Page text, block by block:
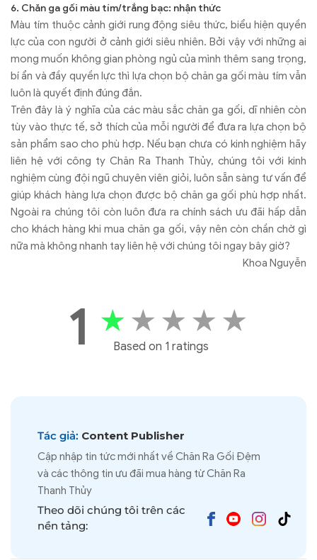
6. Chăn ga gối màu tím/trắng bạc: nhận thức
Màu tím thuộc cảnh giới rung động siêu thức, biểu hiện quyền
lực của con người ở cảnh giới siêu nhiên. Bởi vậy với những ai
mong muốn không gian phòng ngủ của mình thêm sang trọng,
bí ẩn và đầy quyền lực thì lựa chọn bộ chăn ga gối màu tím vẫn
luôn là quyết định đúng đắn.
Trên đây là ý nghĩa của các màu sắc chăn ga gối, dĩ nhiên còn
tùy vào thực tế, sở thích của mỗi người để đưa ra lựa chọn bộ
sản phẩm sao cho phù hợp. Nếu bạn chưa có kinh nghiệm hãy
liên hệ với công ty Chăn Ra Thanh Thủy, chúng tôi với kinh
nghiệm cùng đội ngũ chuyên viên giỏi, luôn sẵn sàng tư vấn để
giúp khách hàng lựa chọn được bộ chăn ga gối phù hợp nhất.
Ngoài ra chúng tôi còn luôn đưa ra chính sách ưu đãi hấp dẫn
cho khách hàng khi mua chăn ga gối, vậy nên còn chần chờ gì
nữa mà không nhanh tay liên hệ với chúng tôi ngay bây giờ?
Khoa Nguyễn
1 ★ ★ ★ ★ ★
Based on 1 ratings
Tác giả: Content Publisher
Cập nhập tin tức mới nhất về Chăn Ra Gối Đệm
và các thông tin ưu đãi mua hàng từ Chăn Ra
Thanh Thủy
Theo dõi chúng tôi trên các
nền tảng: